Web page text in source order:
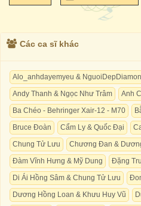
Các ca sĩ khác
Alo_anhdayemyeu &
Andy Thanh & Ngọc Như Trâm
Anh
Ba Chéo - Behringer Xair-12 - M70
Bruce Đoàn
Cẩm Ly & Quốc Đại
Chung Tử Lưu
Chương Đan &
Đàm Vĩnh Hưng & Mỹ Dung
Đặng
Di Ái Hồng Sâm & Chung Tử Lưu
Dương Hồng Loan & Khưu Huy Vũ